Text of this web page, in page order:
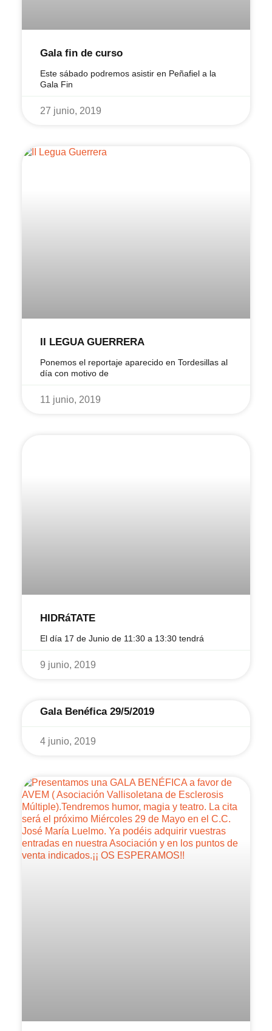
Gala fin de curso
Este sábado podremos asistir en Peñafiel a la
Gala Fin
27 junio, 2019
II LEGUA GUERRERA
Ponemos el reportaje aparecido en Tordesillas al
día con motivo de
11 junio, 2019
HIDRáTATE
El día 17 de Junio de 11:30 a 13:30 tendrá
9 junio, 2019
Gala Benéfica 29/5/2019
4 junio, 2019